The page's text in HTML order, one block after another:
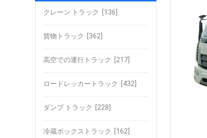
クレーン トラック [136]
貨物トラック [362]
高空での運行トラック [217]
ロードレッカートラック [432]
ダンプ トラック [228]
冷蔵ボックストラック [162]